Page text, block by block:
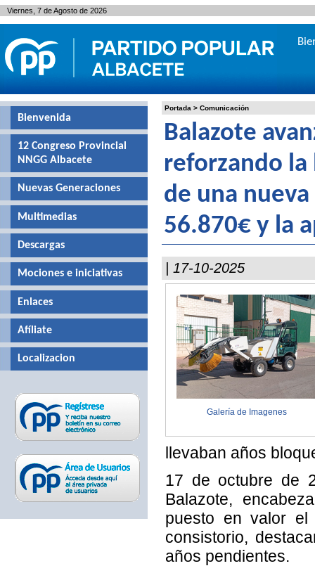
Portada > Comunicación
Balazote
reforzando la
de una
56.870€ y la
| 17-10-2025
Galería de Imagenes
llevaban años
17 de octubre de
Balazote,
puesto en valor
consistorio,
años pendientes.
Bienvenida
12 Congreso Provincial
NNGG Albacete
Nuevas Generaciones
Multimedias
Descargas
Mociones e iniciativas
Enlaces
Afíliate
Localizacion
Viernes, 7 de Agosto de 2026